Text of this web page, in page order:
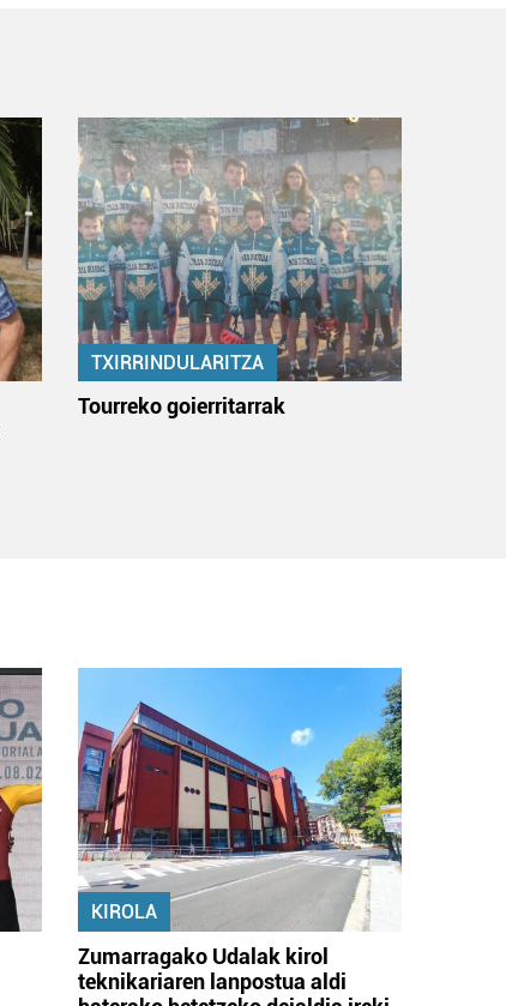
TXIRRINDULARITZA
Tourreko goierritarrak
KIROLA
Zumarragako Udalak kirol
teknikariaren lanpostua aldi